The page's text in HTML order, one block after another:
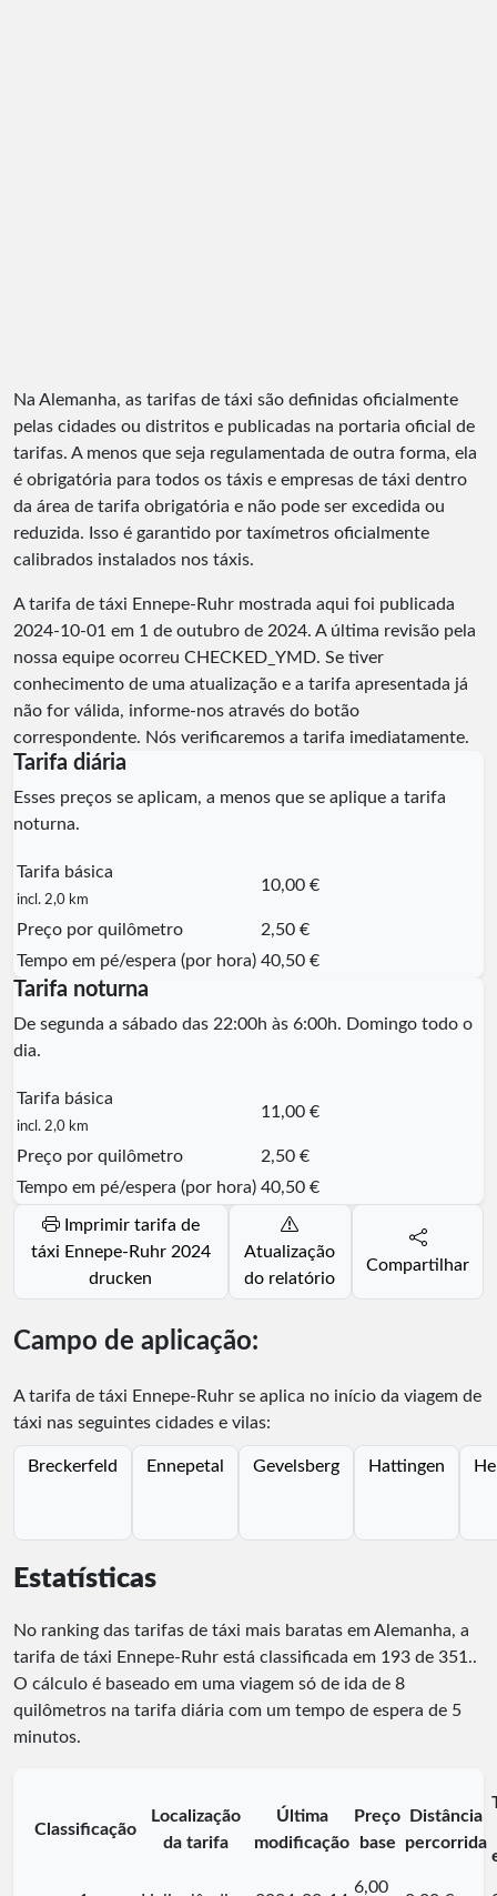
Na Alemanha, as tarifas de táxi são definidas oficialmente
pelas cidades ou distritos e publicadas na portaria oficial de
tarifas. A menos que seja regulamentada de outra forma, ela
é obrigatória para todos os táxis e empresas de táxi dentro
da área de tarifa obrigatória e não pode ser excedida ou
reduzida. Isso é garantido por taxímetros oficialmente
calibrados instalados nos táxis.
A tarifa de táxi Ennepe-Ruhr mostrada aqui foi publicada
2024-10-01 em 1 de outubro de 2024. A última revisão pela
nossa equipe ocorreu CHECKED_YMD. Se tiver
conhecimento de uma atualização e a tarifa apresentada já
não for válida, informe-nos através do botão
correspondente. Nós verificaremos a tarifa imediatamente.
Tarifa diária
Esses preços se aplicam, a menos que se aplique a tarifa
noturna.
Tarifa básica
incl. 2,0 km
10,00 €
Preço por quilômetro
2,50 €
Tempo em pé/espera (por hora) 40,50 €
Tarifa noturna
De segunda a sábado das 22:00h às 6:00h. Domingo todo o
dia.
Tarifa básica
incl. 2,0 km
11,00 €
Preço por quilômetro
2,50 €
Tempo em pé/espera (por hora) 40,50 €
Imprimir tarifa de
táxi Ennepe-Ruhr 2024
drucken
Atualização
do relatório
Compartilhar
Campo de aplicação:
A tarifa de táxi Ennepe-Ruhr se aplica no início da viagem de
táxi nas seguintes cidades e vilas:
Breckerfeld Ennepetal Gevelsberg Hattingen
Estatísticas
No ranking das tarifas de táxi mais baratas em Alemanha, a
tarifa de táxi Ennepe-Ruhr está classificada em 193 de 351..
O cálculo é baseado em uma viagem só de ida de 8
quilômetros na tarifa diária com um tempo de espera de 5
minutos.
Classificação
Localização
da tarifa
Última
modificação
Preço
base
Distância
percorrida
6,00